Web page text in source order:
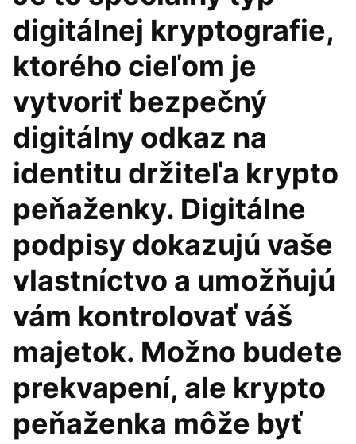
digitálnej kryptografie,
ktorého cieľom je
vytvoriť bezpečný
digitálny odkaz na
identitu držiteľa krypto
peňaženky. Digitálne
podpisy dokazujú vaše
vlastníctvo a umožňujú
vám kontrolovať váš
majetok. Možno budete
prekvapení, ale krypto
peňaženka môže byť